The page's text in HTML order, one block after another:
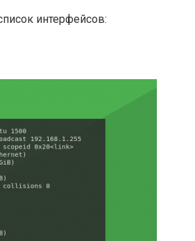
интерфейсов: